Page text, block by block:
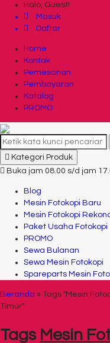
Halo, Guest!
Masuk
Daftar
Home
Kontak
Pemesanan
Pembayaran
Katalog
PROMO
Kategori Produk
Buka jam 08.00 s/d jam
Blog
Mesin Fotokopi Baru
Mesin Fotokopi
Paket Usaha Fotokopi
PROMO
Sewa Bulanan
Sewa Mesin Fotokopi
Spareparts Mesin
Beranda » Tags "Mesin
Timur"
Tags Mesin